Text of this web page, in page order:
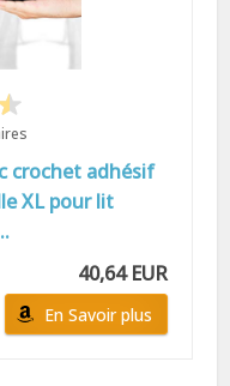
crochet adhésif
XL pour lit
40,64 EUR
En Savoir plus